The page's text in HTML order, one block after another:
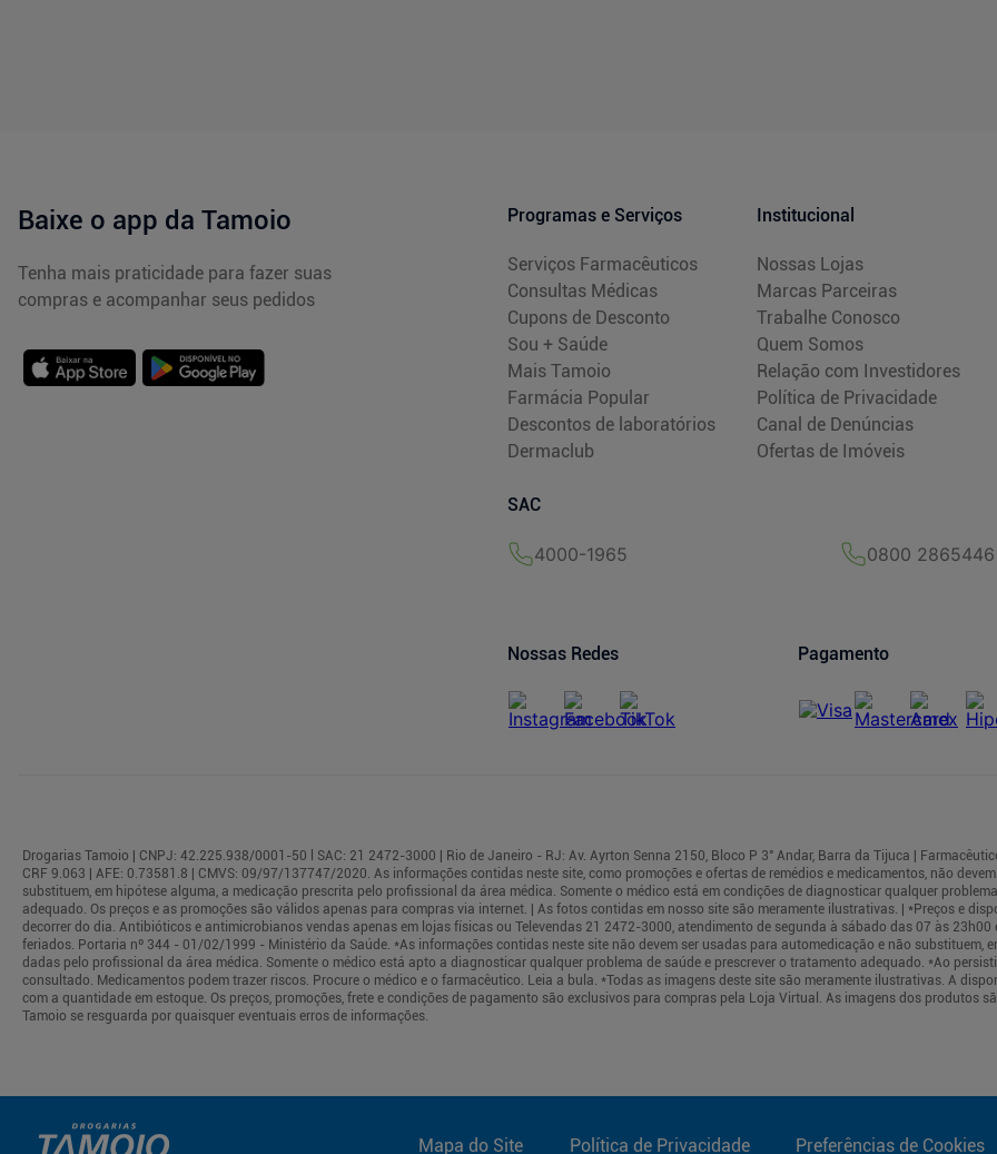
Baixe o app da Tamoio
Tenha mais praticidade para fazer suas
compras e acompanhar seus pedidos
Programas e Serviços
Serviços Farmacêuticos
Consultas Médicas
Cupons de Desconto
Sou + Saúde
Mais Tamoio
Farmácia Popular
Descontos de laboratórios
Dermaclub
Institucional
Nossas Lojas
Marcas Parceiras
Trabalhe Conosco
Quem Somos
Relação com Investidores
Política de Privacidade
Canal de Denúncias
Ofertas de Imóveis
SAC
4000-1965 0800 2865446
Nossas Redes Pagamento
Drogarias Tamoio | CNPJ: 42.225.938/0001-50 l SAC: 21 2472-3000 | Rio de Janeiro - RJ: Av. Ayrton Senna 2150, Bloco P 3° Andar, Barra da Tijuca |
CRF 9.063 | AFE: 0.73581.8 | CMVS: 09/97/137747/2020. As informações contidas neste site, como promoções e ofertas de remédios e medicamentos, não
substituem, em hipótese alguma, a medicação prescrita pelo profissional da área médica. Somente o médico está em condições de diagnosticar qualquer
adequado. Os preços e as promoções são válidos apenas para compras via internet. | As fotos contidas em nosso site são meramente ilustrativas. | *Preços e
decorrer do dia. Antibióticos e antimicrobianos vendas apenas em lojas físicas ou Televendas 21 2472-3000, atendimento de segunda à sábado das 07 às 23h00
feriados. Portaria nº 344 - 01/02/1999 - Ministério da Saúde. *As informações contidas neste site não devem ser usadas para automedicação e não substituem,
dadas pelo profissional da área médica. Somente o médico está apto a diagnosticar qualquer problema de saúde e prescrever o tratamento adequado. *Ao
consultado. Medicamentos podem trazer riscos. Procure o médico e o farmacêutico. Leia a bula. *Todas as imagens deste site são meramente ilustrativas. A
com a quantidade em estoque. Os preços, promoções, frete e condições de pagamento são exclusivos para compras pela Loja Virtual. As imagens dos produtos
Tamoio se resguarda por quaisquer eventuais erros de informações.
Mapa do Site Política de Privacidade Preferências de Cookies